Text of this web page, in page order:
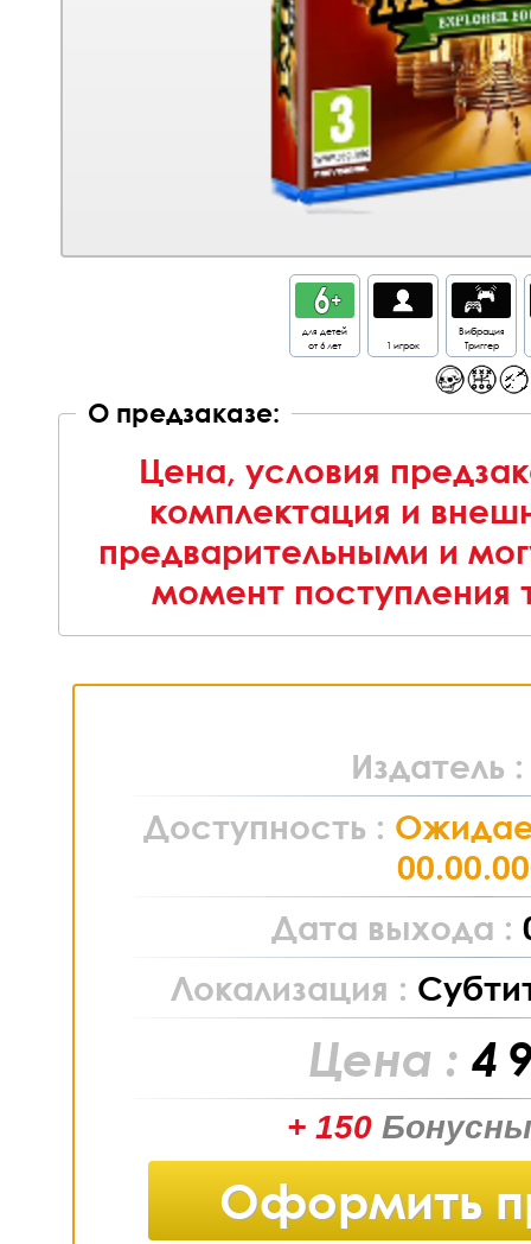
для детей
от 6 лет
1 игрок
Вибрация
Триггер
О предзаказе:
Цена, условия
комплектация и
предварительными и
момент поступления
Издатель
Доступность :
Дата выхода :
Локализация :
Цена : 4
+ 150
Оформить